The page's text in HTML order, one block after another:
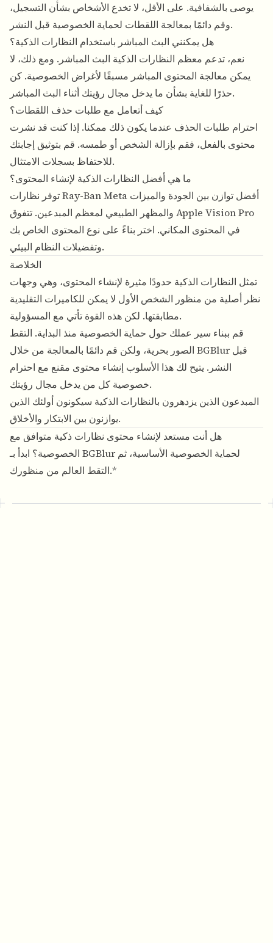
يوصى بالشفافية. على الأقل، لا تخدع الأشخاص بشأن التسجيل،
وقم دائمًا بمعالجة اللقطات لحماية الخصوصية قبل النشر.
هل يمكنني البث المباشر باستخدام النظارات الذكية؟
نعم، تدعم معظم النظارات الذكية البث المباشر. ومع ذلك، لا
يمكن معالجة المحتوى المباشر مسبقًا لأغراض الخصوصية. كن
حذرًا للغاية بشأن ما يدخل مجال رؤيتك أثناء البث المباشر.
كيف أتعامل مع طلبات حذف اللقطات؟
احترام طلبات الحذف عندما يكون ذلك ممكنا. إذا كنت قد نشرت
محتوى بالفعل، فقم بإزالة الشخص أو طمسه. قم بتوثيق إجابتك
للاحتفاظ بسجلات الامتثال.
ما هي أفضل النظارات الذكية لإنشاء المحتوى؟
توفر نظارات Ray-Ban Meta أفضل توازن بين الجودة والميزات
والمظهر الطبيعي لمعظم المبدعين. تتفوق Apple Vision Pro
في المحتوى المكاني. اختر بناءً على نوع المحتوى الخاص بك
وتفضيلات النظام البيئي.
الخلاصة
تمثل النظارات الذكية حدودًا مثيرة لإنشاء المحتوى، وهي وجهات
نظر أصلية من منظور الشخص الأول لا يمكن للكاميرات التقليدية
مطابقتها. لكن هذه القوة تأتي مع المسؤولية.
قم ببناء سير عملك حول حماية الخصوصية منذ البداية. التقط
الصور بحرية، ولكن قم دائمًا بالمعالجة من خلال BGBlur قبل
النشر. يتيح لك هذا الأسلوب إنشاء محتوى مقنع مع احترام
خصوصية كل من يدخل مجال رؤيتك.
المبدعون الذين يزدهرون بالنظارات الذكية سيكونون أولئك الذين
يوازنون بين الابتكار والأخلاق.
هل أنت مستعد لإنشاء محتوى نظارات ذكية متوافق مع
BGBlur
التقط العالم من منظورك.*